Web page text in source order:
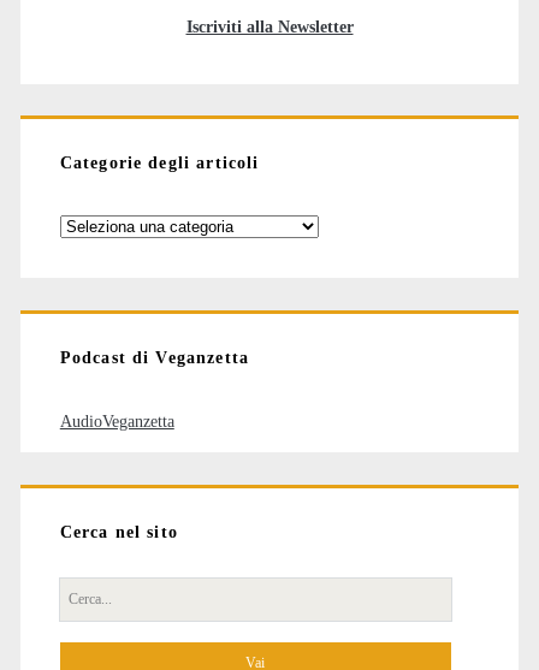
Iscriviti alla Newsletter
Categorie degli articoli
Categorie
Podcast di Veganzetta
AudioVeganzetta
Cerca nel sito
Cerca
per: